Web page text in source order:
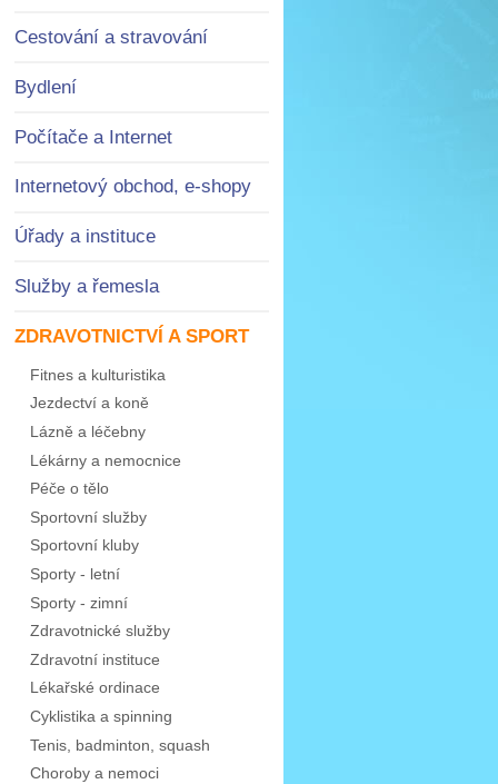
Cestování a stravování
Bydlení
Počítače a Internet
Internetový obchod, e-shopy
Úřady a instituce
Služby a řemesla
ZDRAVOTNICTVÍ A SPORT
Fitnes a kulturistika
Jezdectví a koně
Lázně a léčebny
Lékárny a nemocnice
Péče o tělo
Sportovní služby
Sportovní kluby
Sporty - letní
Sporty - zimní
Zdravotnické služby
Zdravotní instituce
Lékařské ordinace
Cyklistika a spinning
Tenis, badminton, squash
Choroby a nemoci